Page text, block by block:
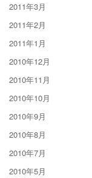
2011年3月
2011年2月
2011年1月
2010年12月
2010年11月
2010年10月
2010年9月
2010年8月
2010年7月
2010年5月